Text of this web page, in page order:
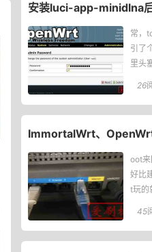
安装luci-app-minidlna
常，
引了
里头
26
ImmortalWrt、
oot来
好比
t玩的
45